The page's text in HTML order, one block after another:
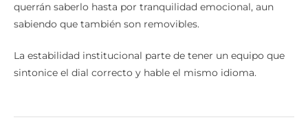
querrán saberlo hasta por tranquilidad emocional, aun
sabiendo que también son removibles.
La estabilidad institucional parte de tener un equipo que
sintonice el dial correcto y hable el mismo idioma.